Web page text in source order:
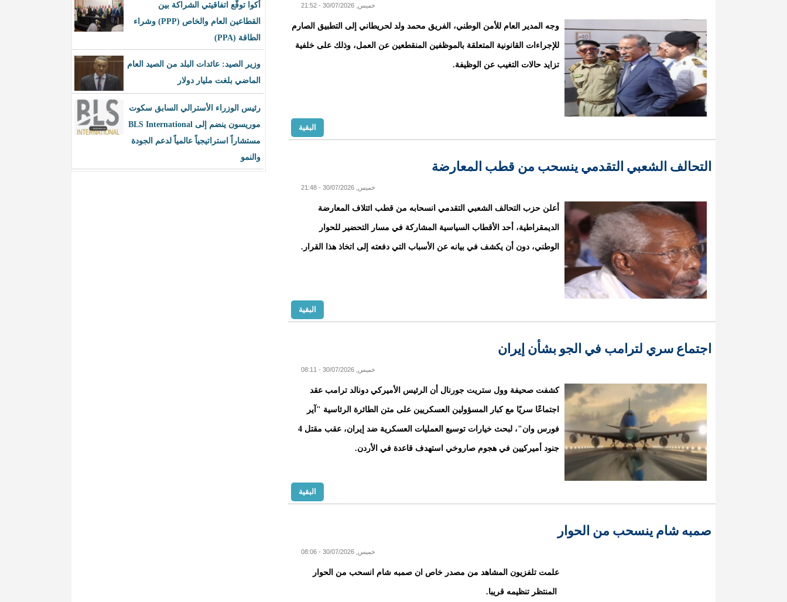
أكوا توقّع اتفاقيتي الشراكة بين
القطاعين العام والخاص (PPP) وشراء
الطاقة (PPA)
وزير الصيد: عائدات البلد من الصيد العام
الماضي بلغت مليار دولار
رئيس الوزراء الأسترالي السابق سكوت
موريسون ينضم إلى BLS International
مستشاراً استراتيجياً عالمياً لدعم الجودة
والنمو
خميس, 30/07/2026 - 21:52
وجه المدير العام للأمن الوطني، الفريق محمد ولد لحريطاني إلى التطبيق الصارم
للإجراءات القانونية المتعلقة بالموظفين المنقطعين عن العمل، وذلك على خلفية
تزايد حالات التغيب عن الوظيفة.
البقية
التحالف الشعبي التقدمي ينسحب من قطب المعارضة
خميس, 30/07/2026 - 21:48
أعلن حزب التحالف الشعبي التقدمي انسحابه من قطب ائتلاف المعارضة
الديمقراطية، أحد الأقطاب السياسية المشاركة في مسار التحضير للحوار
الوطني، دون أن يكشف في بيانه عن الأسباب التي دفعته إلى اتخاذ هذا القرار.
البقية
اجتماع سري لترامب في الجو بشأن إيران
خميس, 30/07/2026 - 08:11
كشفت صحيفة وول ستريت جورنال أن الرئيس الأميركي دونالد ترامب عقد
اجتماعًا سريًا مع كبار المسؤولين العسكريين على متن الطائرة الرئاسية "آير
فورس وان"، لبحث خيارات توسيع العمليات العسكرية ضد إيران، عقب مقتل 4
جنود أميركيين في هجوم صاروخي استهدف قاعدة في الأردن.
البقية
صمبه شام ينسحب من الحوار
خميس, 30/07/2026 - 08:06
علمت تلفزيون المشاهد من مصدر خاص ان صمبه شام انسحب من الحوار
المنتظر تنظيمه قريبا.